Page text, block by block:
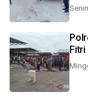
Fitri